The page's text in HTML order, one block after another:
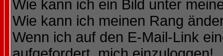
Wie kann ich ein Bild unter
Wie kann ich meinen Rang
Wenn ich auf den E-Mail-Link